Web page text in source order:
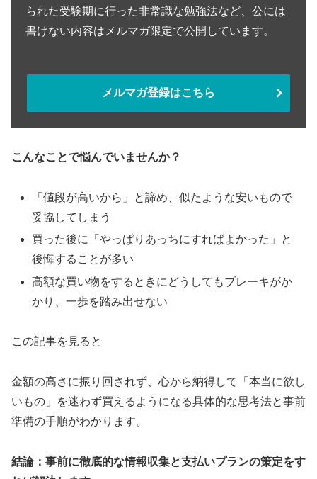
られた受験期に行った非常識な勉強法など、公には
書けない内容はメルマガ限定で公開しています。
メルマガ登録はこちら
こんなことで悩んでいませんか？
「値段が高いから」と諦め、似たような安いもので
妥協してしまう
買った後に「やっぱりあっちにすればよかった」と
後悔することが多い
高額な買い物をするときにどうしてもブレーキがか
かり、一歩を踏み出せない
この記事を見ると
金額の高さに振り回されず、心から納得して「本当に欲し
いもの」を迷わず買えるようになる具体的な思考法と事前
準備の手順がわかります。
結論：事前に徹底的な情報収集と支払いプランの策定をす